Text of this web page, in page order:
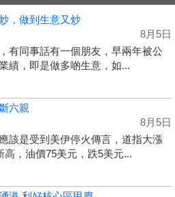
，做到生意又炒
8月5日
有同事話有一個朋友，早兩年被公
績，即是做多啲生意，如...
六親
8月5日
該是受到美伊停火傳言，道指大漲
高，油價75美元，跌5美元...